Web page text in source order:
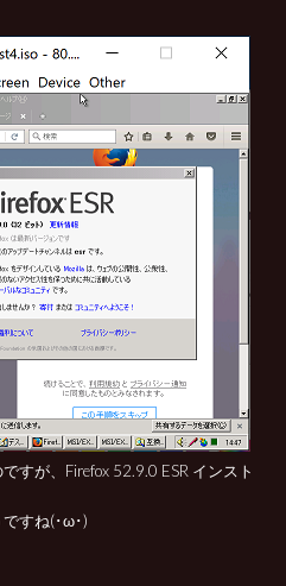
すが、Firefox 52.9.0 ESR インスト
すね(･ω･)